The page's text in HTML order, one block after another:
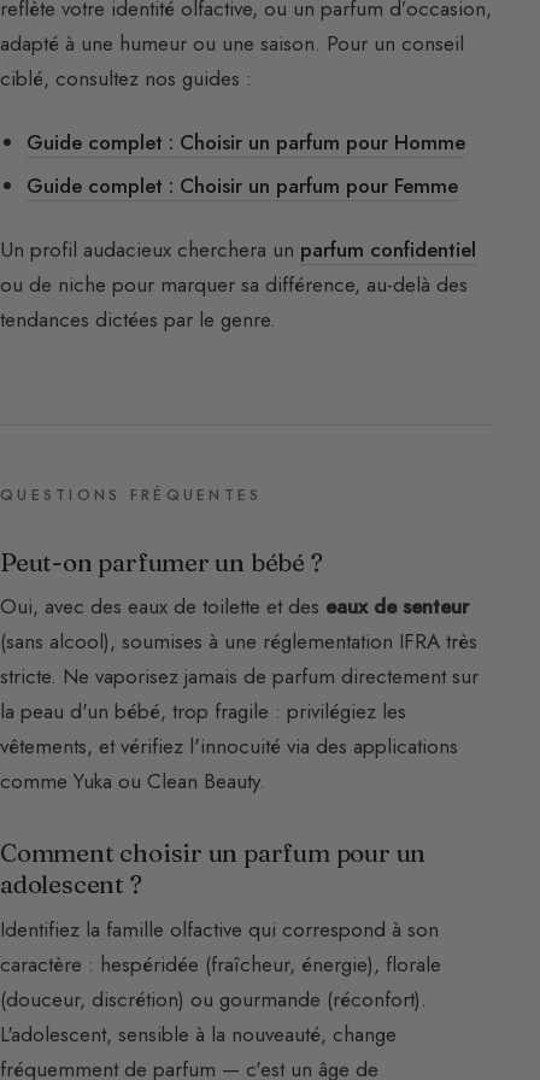
reflète votre identité olfactive, ou un parfum d’occasion,
adapté à une humeur ou une saison. Pour un conseil
ciblé, consultez nos guides :
Guide complet : Choisir un parfum pour Homme
Guide complet : Choisir un parfum pour Femme
Un profil audacieux cherchera un parfum confidentiel
ou de niche pour marquer sa différence, au-delà des
tendances dictées par le genre.
QUESTIONS FRÉQUENTES
Peut-on parfumer un bébé ?
Oui, avec des eaux de toilette et des eaux de senteur
(sans alcool), soumises à une réglementation IFRA très
stricte. Ne vaporisez jamais de parfum directement sur
la peau d'un bébé, trop fragile : privilégiez les
vêtements, et vérifiez l'innocuité via des applications
comme Yuka ou Clean Beauty.
Comment choisir un parfum pour un
adolescent ?
Identifiez la famille olfactive qui correspond à son
caractère : hespéridée (fraîcheur, énergie), florale
(douceur, discrétion) ou gourmande (réconfort).
L'adolescent, sensible à la nouveauté, change
fréquemment de parfum — c'est un âge de